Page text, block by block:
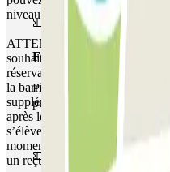
niveau de la porte d'accès
ATTENTION : Vous disposez
souhaitez accéder au parking
réservation. Si vous essayez
la barrière ne s’ouvrira pas.
supplémentaire vous sera
après les heures indiquées
s’élèvera en fonction des tarifs
moment-là. Dans ces cas, à la
un reçu pour le temps
Forfait Simple
Pendant votre séjour, vous
parking qu'une seule fois